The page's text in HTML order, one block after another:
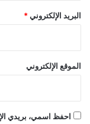
البريد الإلكتروني *
الموقع الإلكتروني
احفظ اسمي، بريدي